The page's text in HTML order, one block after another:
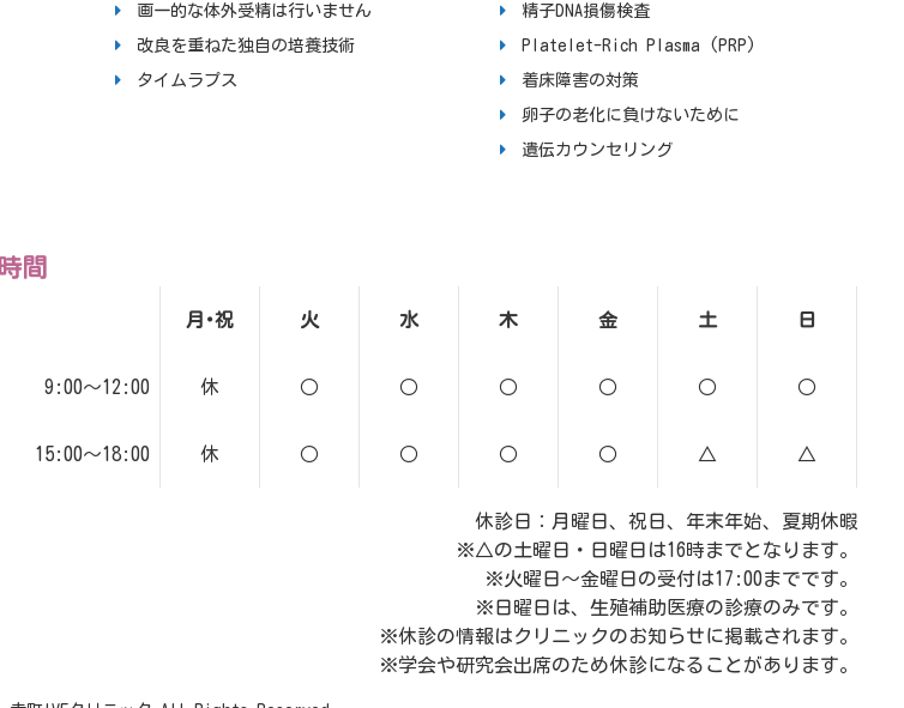
画一的な体外受精は行いません
改良を重ねた独自の培養技術
タイムラプス
精子DNA損傷検査
Platelet-Rich Plasma (PRP)
着床障害の対策
卵子の老化に負けないために
遺伝カウンセリング
間
月･祝 火 水 木 金 土 日
9:00～12:00 休 ○ ○ ○ ○ ○ ○
15:00～18:00 休 ○ ○ ○ ○ △ △
休診日：月曜日、祝日、年末年始、夏期休暇
※△の土曜日・日曜日は16時までとなります。
※火曜日～金曜日の受付は17:00までです。
※日曜日は、生殖補助医療の診療のみです。
※休診の情報はクリニックのお知らせに掲載されます。
※学会や研究会出席のため休診になることがあります。